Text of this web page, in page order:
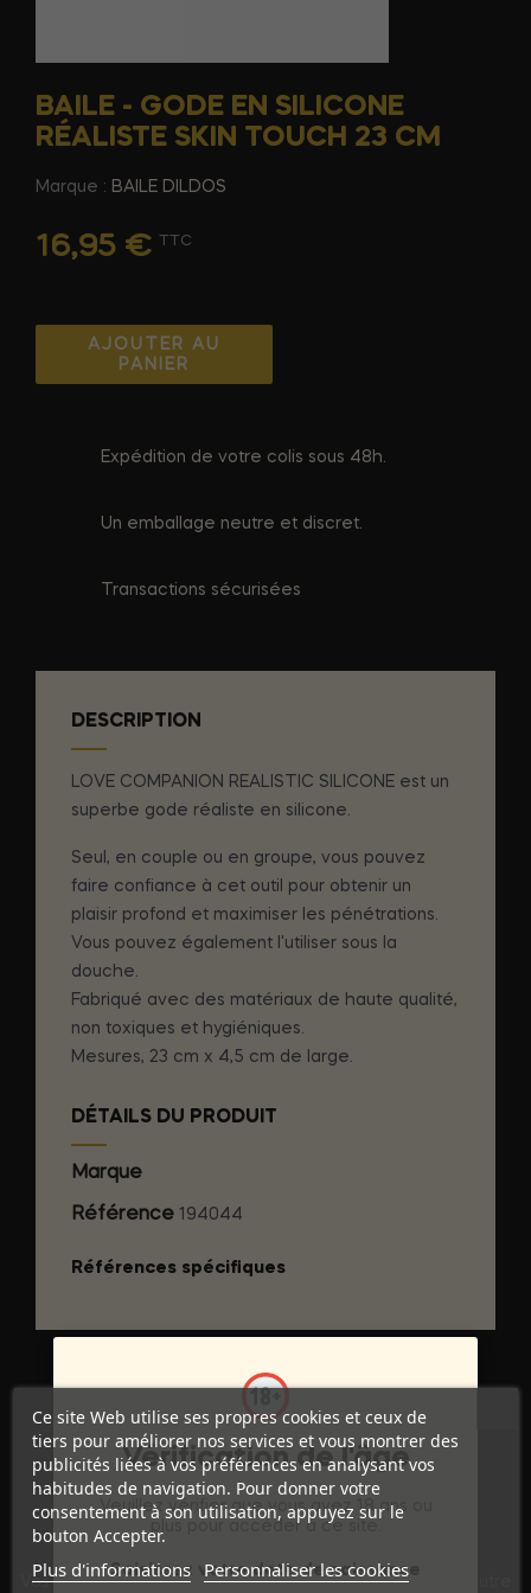
BAILE - GODE EN SILICONE
RÉALISTE SKIN TOUCH 23 CM
Marque : BAILE DILDOS
16,95 € TTC
AJOUTER AU
PANIER
Expédition de votre colis sous 48h.
Un emballage neutre et discret.
Transactions sécurisées
DESCRIPTION
LOVE COMPANION REALISTIC SILICONE est un
superbe gode réaliste en silicone.
Seul, en couple ou en groupe, vous pouvez
faire confiance à cet outil pour obtenir un
plaisir profond et maximiser les pénétrations.
Vous pouvez également l'utiliser sous la
douche.
Fabriqué avec des matériaux de haute qualité,
non toxiques et hygiéniques.
Mesures, 23 cm x 4,5 cm de large.
DÉTAILS DU PRODUIT
Marque
Référence 194044
Références spécifiques
Vos commandes sont expédiées dans un emballage neutre
Ce site Web utilise ses propres cookies et ceux de
tiers pour améliorer nos services et vous montrer des
publicités liées à vos préférences en analysant vos
habitudes de navigation. Pour donner votre
consentement à son utilisation, appuyez sur le
bouton Accepter.
Plus d'informations Personnaliser les cookies
Vérification de l'âge
Veuillez vérifier que vous avez 18 ans ou
plus pour accéder à ce site.
Saisissez votre date de naissance